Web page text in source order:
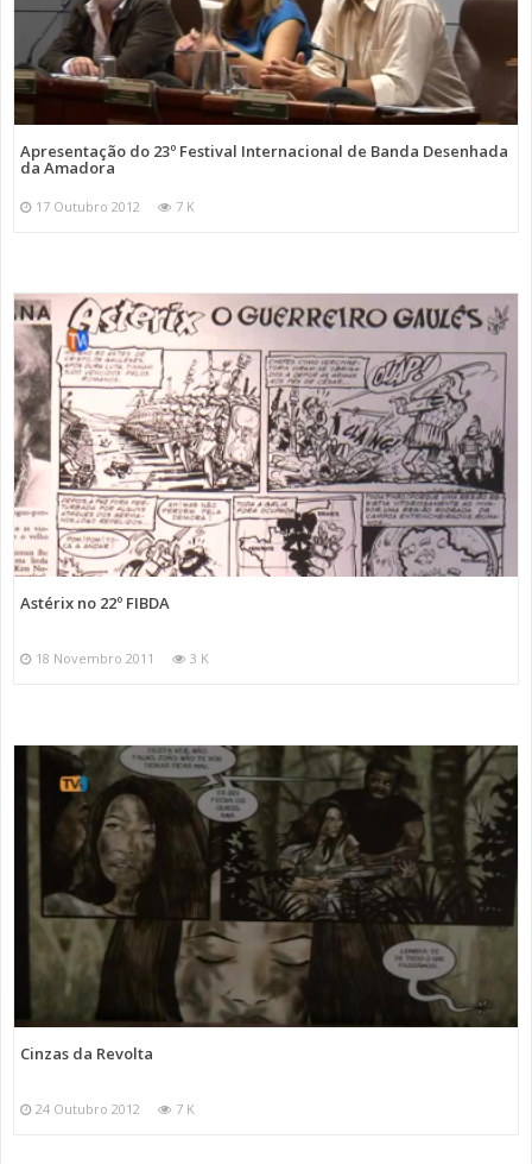
Apresentação do 23º Festival Internacional de Banda Desenhada
da Amadora
17 Outubro 2012 7 K
Astérix no 22º FIBDA
18 Novembro 2011 3 K
Cinzas da Revolta
24 Outubro 2012 7 K